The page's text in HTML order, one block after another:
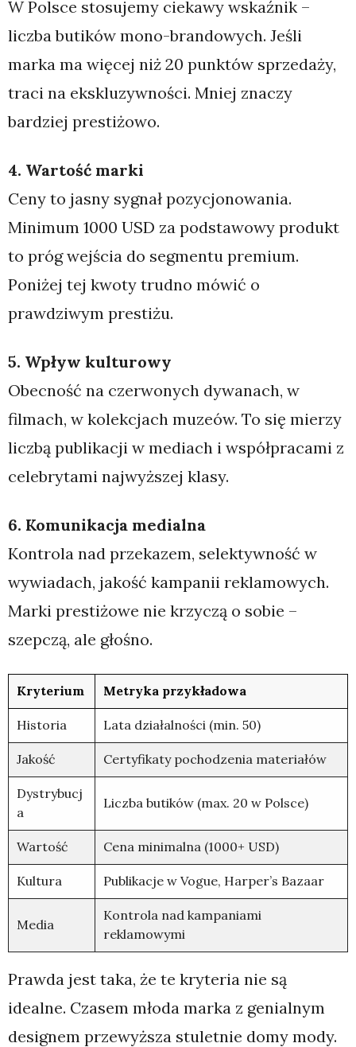
W Polsce stosujemy ciekawy wskaźnik –
liczba butików mono-brandowych. Jeśli
marka ma więcej niż 20 punktów sprzedaży,
traci na ekskluzywności. Mniej znaczy
bardziej prestiżowo.
4. Wartość marki
Ceny to jasny sygnał pozycjonowania.
Minimum 1000 USD za podstawowy produkt
to próg wejścia do segmentu premium.
Poniżej tej kwoty trudno mówić o
prawdziwym prestiżu.
5. Wpływ kulturowy
Obecność na czerwonych dywanach, w
filmach, w kolekcjach muzeów. To się mierzy
liczbą publikacji w mediach i współpracami z
celebrytami najwyższej klasy.
6. Komunikacja medialna
Kontrola nad przekazem, selektywność w
wywiadach, jakość kampanii reklamowych.
Marki prestiżowe nie krzyczą o sobie –
szepczą, ale głośno.
Kryterium Metryka przykładowa
Historia Lata działalności (min. 50)
Jakość Certyfikaty pochodzenia materiałów
Dystrybucj
a
Liczba butików (max. 20 w Polsce)
Wartość Cena minimalna (1000+ USD)
Kultura Publikacje w Vogue, Harper’s Bazaar
Media
Kontrola nad kampaniami
reklamowymi
Prawda jest taka, że te kryteria nie są
idealne. Czasem młoda marka z genialnym
designem przewyższa stuletnie domy mody.